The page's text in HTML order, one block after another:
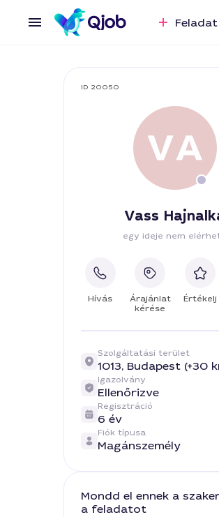
ID 20050
Vass
egy ideje nem
Hívás
Árajánlat
kérése
Értékelj
Szolgáltatási terület
1013, Budapest (+30
Igazolvány
Ellenőrizve
Regisztráció
6 év
Fiók típusa
Magánszemély
Mondd el ennek a
a feladatot